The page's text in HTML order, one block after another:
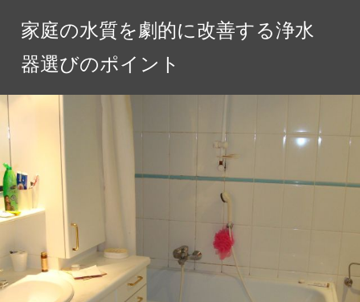
ツ
へ
ス
キ
ッ
プ
家庭の水質を劇的に改善する浄水
器選びのポイント